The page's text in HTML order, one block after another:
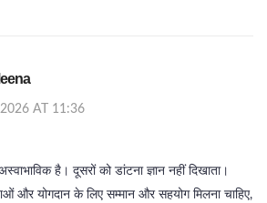
AT 11:36
है। दूसरों को डांटना ज्ञान नहीं दिखाता।
और योगदान के लिए सम्मान और सहयोग मिलना चाहिए,